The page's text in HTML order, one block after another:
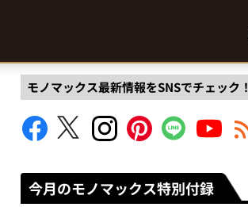
モノマックス最新情報をSNSでチェック！
今月のモノマックス特別付録